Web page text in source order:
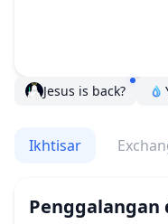
Jesus is back?
Ikhtisar
Penggalangan